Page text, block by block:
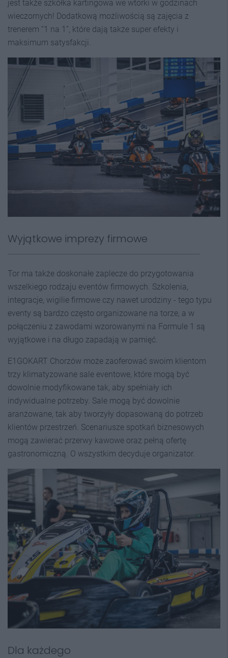
jest także szkółka kartingowa we wtorki w godzinach
wieczornych! Dodatkową możliwością są zajęcia z
trenerem “1 na 1”, które dają także super efekty i
maksimum satysfakcji.
Wyjątkowe imprezy firmowe
Tor ma także doskonałe zaplecze do przygotowania
wszelkiego rodzaju eventów firmowych. Szkolenia,
integracje, wigilie firmowe czy nawet urodziny - tego typu
eventy są bardzo często organizowane na torze, a w
połączeniu z zawodami wzorowanymi na Formule 1 są
wyjątkowe i na długo zapadają w pamięć.
E1GOKART Chorzów może zaoferować swoim klientom
trzy klimatyzowane sale eventowe, które mogą być
dowolnie modyfikowane tak, aby spełniały ich
indywidualne potrzeby. Sale mogą być dowolnie
aranżowane, tak aby tworzyły dopasowaną do potrzeb
klientów przestrzeń. Scenariusze spotkań biznesowych
mogą zawierać przerwy kawowe oraz pełną ofertę
gastronomiczną. O wszystkim decyduje organizator.
Dla każdego